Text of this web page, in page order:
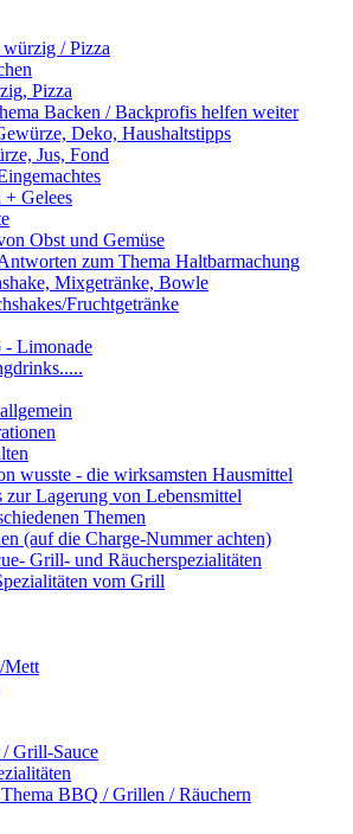
/ Pizza
Pizza
Backen / Backprofis helfen weiter
Deko, Haushaltstipps
Jus, Fond
+ Gelees
Obst und Gemüse
zum Thema Haltbarmachung
Mixgetränke, Bowle
Fruchtgetränke
- Limonade
wusste - die wirksamsten Hausmittel
zur Lagerung von Lebensmittel
Themen
(auf die Charge-Nummer achten)
Grill- und Räucherspezialitäten
vom Grill
Mett
Grill-Sauce
BBQ / Grillen / Räuchern